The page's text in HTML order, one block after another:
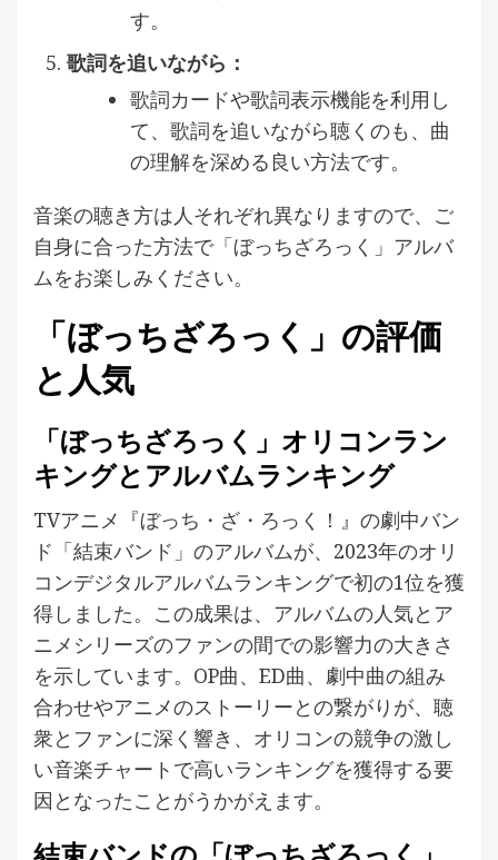
す。
歌詞を追いながら：
歌詞カードや歌詞表示機能を利用し
て、歌詞を追いながら聴くのも、曲
の理解を深める良い方法です。
音楽の聴き方は人それぞれ異なりますので、ご
自身に合った方法で「ぼっちざろっく」アルバ
ムをお楽しみください。
「ぼっちざろっく」の評価
と人気
「ぼっちざろっく」オリコンラン
キングとアルバムランキング
TVアニメ『ぼっち・ざ・ろっく！』の劇中バン
ド「結束バンド」のアルバムが、2023年のオリ
コンデジタルアルバムランキングで初の1位を獲
得しました。この成果は、アルバムの人気とア
ニメシリーズのファンの間での影響力の大きさ
を示しています。OP曲、ED曲、劇中曲の組み
合わせやアニメのストーリーとの繋がりが、聴
衆とファンに深く響き、オリコンの競争の激し
い音楽チャートで高いランキングを獲得する要
因となったことがうかがえます。